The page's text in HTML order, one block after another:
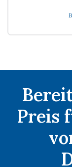
Preis